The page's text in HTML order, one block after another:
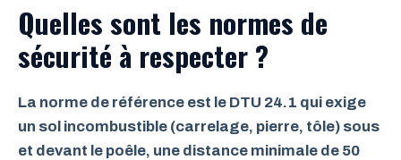
Quelles sont les normes de
sécurité à respecter ?
La norme de référence est le DTU 24.1 qui exige
un sol incombustible (carrelage, pierre, tôle) sous
et devant le poêle, une distance minimale de 50